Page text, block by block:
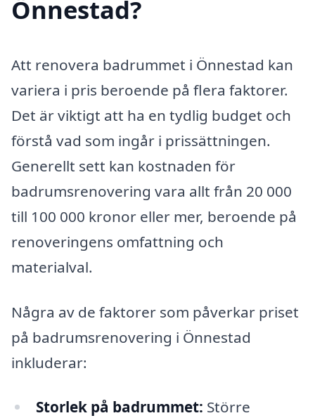
Önnestad?
Att renovera badrummet i Önnestad kan
variera i pris beroende på flera faktorer.
Det är viktigt att ha en tydlig budget och
förstå vad som ingår i prissättningen.
Generellt sett kan kostnaden för
badrumsrenovering vara allt från 20 000
till 100 000 kronor eller mer, beroende på
renoveringens omfattning och
materialval.
Några av de faktorer som påverkar priset
på badrumsrenovering i Önnestad
inkluderar:
Storlek på badrummet: Större